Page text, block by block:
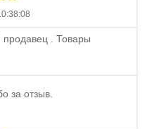
продавец . Товары
за отзыв.